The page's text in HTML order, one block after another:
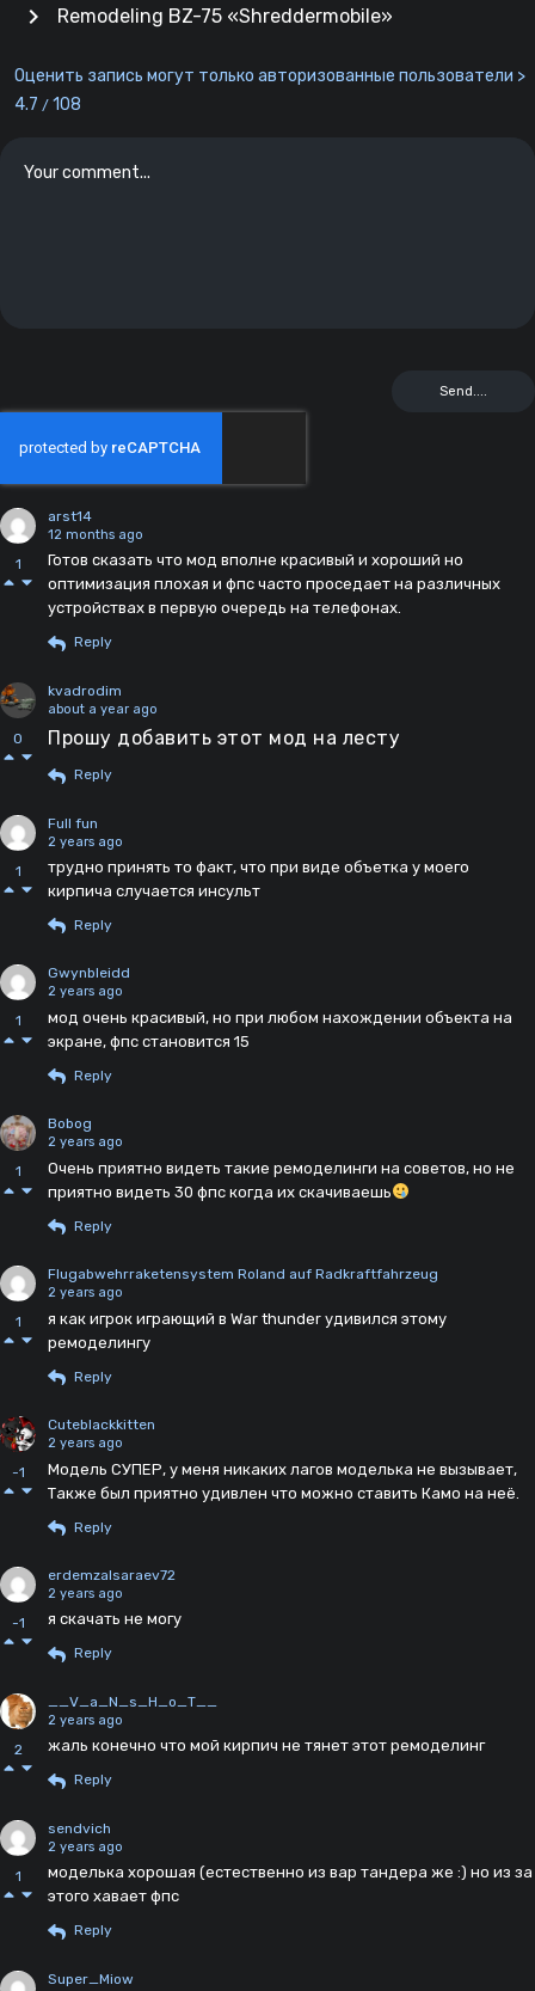
Remodeling BZ-75 «Shreddermobile»
chevron_right
Оценить запись могут только авторизованные пользователи >
4.7 / 108
1
arst14
12 months ago
Готов сказать что мод вполне красивый и хороший но
оптимизация плохая и фпс часто проседает на различных
устройствах в первую очередь на телефонах.
Reply
0
kvadrodim
about a year ago
Прошу добавить этот мод на лесту
Reply
1
Full fun
2 years ago
трудно принять то факт, что при виде объетка у моего
кирпича случается инсульт
Reply
1
Gwynbleidd
2 years ago
мод очень красивый, но при любом нахождении объекта на
экране, фпс становится 15
Reply
1
Bobog
2 years ago
Очень приятно видеть такие ремоделинги на советов, но не
приятно видеть 30 фпс когда их скачиваешь
Reply
1
Flugabwehrraketensystem Roland auf Radkraftfahrzeug
2 years ago
я как игрок играющий в War thunder удивился этому
ремоделингу
Reply
-1
Cuteblackkitten
2 years ago
Модель СУПЕР, у меня никаких лагов моделька не вызывает,
Также был приятно удивлен что можно ставить Камо на неё.
Reply
-1
erdemzalsaraev72
2 years ago
я скачать не могу
Reply
2
__V_a_N_s_H_o_T__
2 years ago
жаль конечно что мой кирпич не тянет этот ремоделинг
Reply
1
sendvich
2 years ago
моделька хорошая (естественно из вар тандера же :) но из за
этого хавает фпс
Reply
Super_Miow